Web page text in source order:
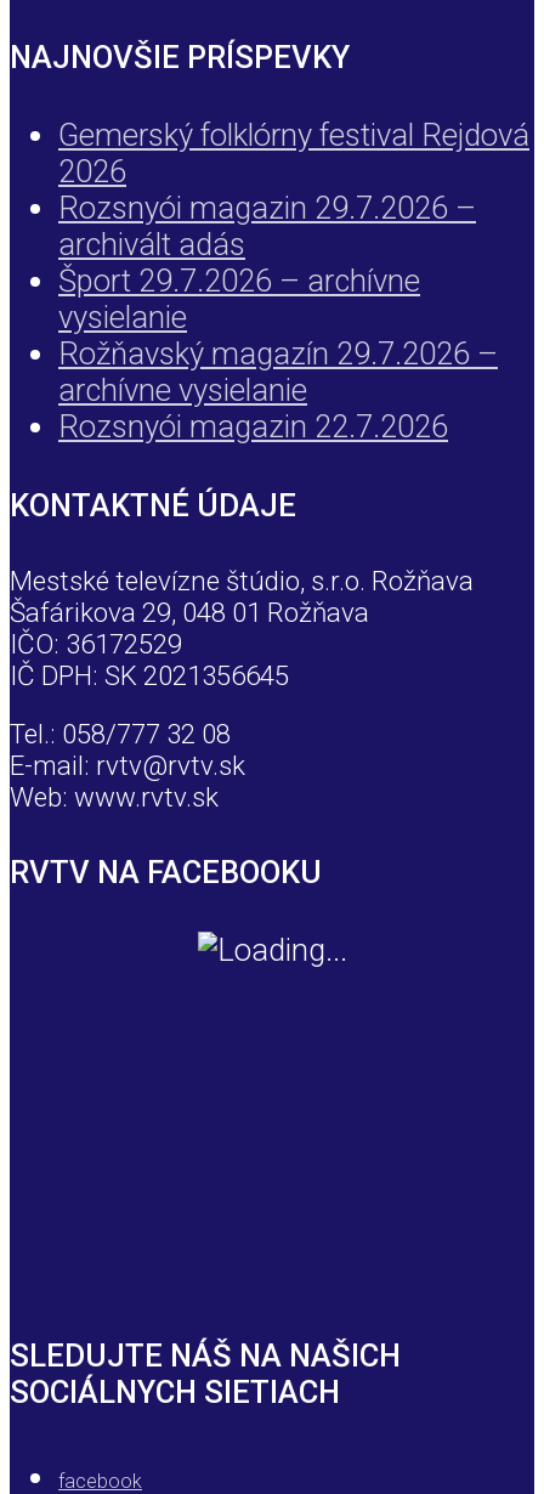
NAJNOVŠIE PRÍSPEVKY
Gemerský folklórny festival Rejdová
2026
Rozsnyói magazin 29.7.2026 –
archivált adás
Šport 29.7.2026 – archívne
vysielanie
Rožňavský magazín 29.7.2026 –
archívne vysielanie
Rozsnyói magazin 22.7.2026
KONTAKTNÉ ÚDAJE
Mestské televízne štúdio, s.r.o. Rožňava
Šafárikova 29, 048 01 Rožňava
IČO: 36172529
IČ DPH: SK 2021356645
Tel.: 058/777 32 08
E-mail: rvtv@rvtv.sk
Web: www.rvtv.sk
RVTV NA FACEBOOKU
SLEDUJTE NÁŠ NA NAŠICH
SOCIÁLNYCH SIETIACH
facebook